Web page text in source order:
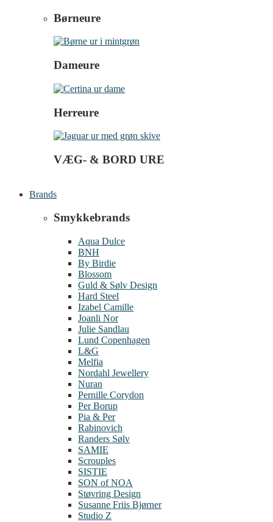
Børneure
Dameure
Herreure
VÆG- & BORD URE
Brands
Smykkebrands
Aqua Dulce
BNH
By Birdie
Blossom
Guld & Sølv Design
Hard Steel
Izabel Camille
Joanli Nor
Julie Sandlau
Lund Copenhagen
L&G
Melfia
Nordahl Jewellery
Nuran
Pernille Corydon
Per Borup
Pia & Per
Rabinovich
Randers Sølv
SAMIE
Scrouples
SISTIE
SON of NOA
Støvring Design
Susanne Friis Bjørner
Studio Z